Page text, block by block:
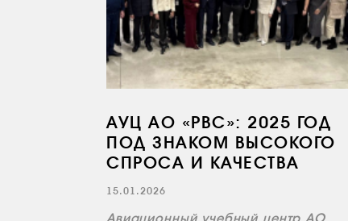
АУЦ АО «РВС»: 2025 ГОД
ПОД ЗНАКОМ ВЫСОКОГО
СПРОСА И КАЧЕСТВА
15.01.2026